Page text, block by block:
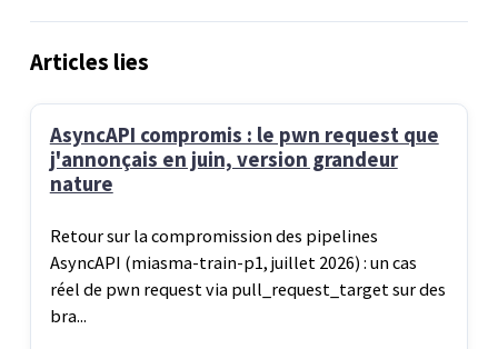
Articles lies
AsyncAPI compromis : le pwn request que
j'annonçais en juin, version grandeur
nature
Retour sur la compromission des pipelines
AsyncAPI (miasma-train-p1, juillet 2026) : un cas
réel de pwn request via pull_request_target sur des
bra...